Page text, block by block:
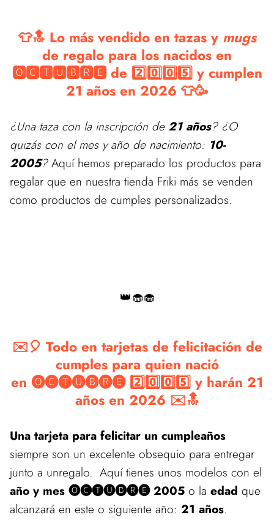
👕🔝 Lo más vendido en tazas y mugs
de regalo para los nacidos en
🅾🅲🆃🆄🅱🆁🅴 de 2️⃣0️⃣0️⃣5️⃣ y cumplen
21 años en 2026 👕🥳
¿Una taza con la inscripción de21 años? ¿O
quizás con el mes y año de nacimiento: 10-
2005?Aquí hemos preparado los productos para
regalar que en nuestra tienda Friki más se venden
como productos de cumples personalizados.
👑🧁🧁
✉️🎈 Todo en tarjetas de felicitación de
cumples para quien nació
en 🅞🅒🅣🅤🅑🅡🅔 2️⃣0️⃣0️⃣5️⃣ y harán 21
años en 2026 ✉️🔝
Una tarjeta para felicitar un cumpleaños
siempre son un excelente obsequio para entregar
junto a unregalo. Aquí tienes unos modelos con el
año y mes 🅞🅒🅣🅤🅑🅡🅔 2005 o la edad que
alcanzará en este o siguiente año: 21 años.